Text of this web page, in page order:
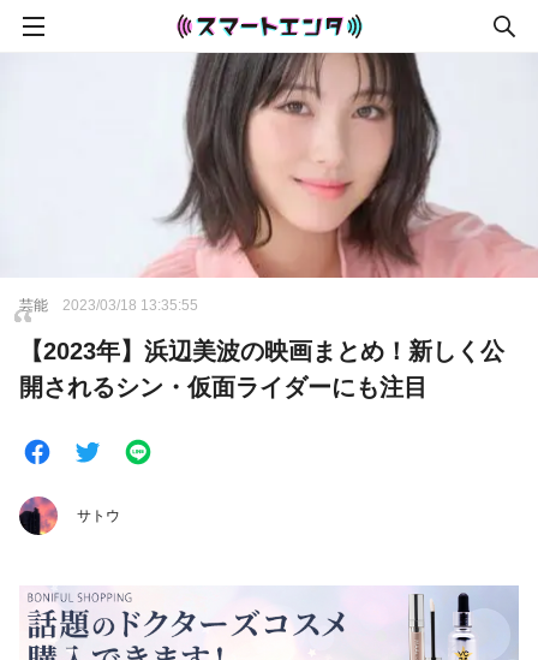
芸能 2023/03/18 13:35:55
【2023年】浜辺美波の映画まとめ！新しく公
開されるシン・仮面ライダーにも注目
サトウ